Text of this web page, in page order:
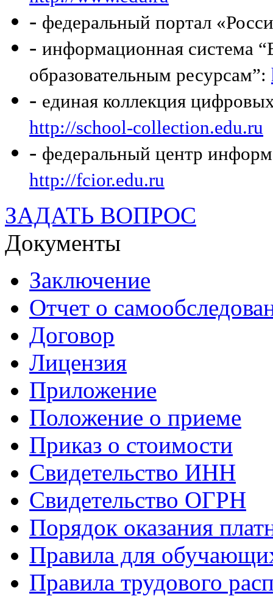
- федеральный портал
- информационная система
образовательным ресурсам”:
- единая коллекция
http://school-collection.edu.ru
- федеральный центр
http://fcior.edu.ru
ЗАДАТЬ ВОПРОС
Документы
Заключение
Отчет о
Договор
Лицензия
Приложение
Положение о приеме
Приказ о стоимости
Свидетельство ИНН
Свидетельство ОГРН
Порядок оказания
Правила для
Правила трудового